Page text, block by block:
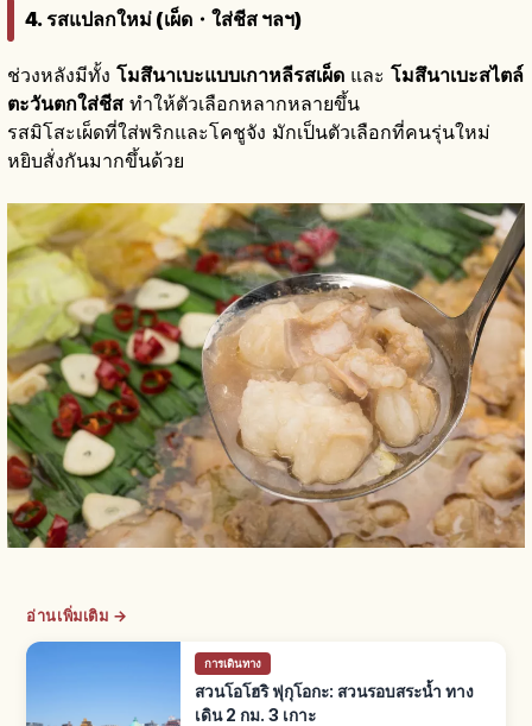
4. รสแปลกใหม่ (เผ็ด・ใส่ชีส ฯลฯ)
ช่วงหลังมีทั้ง โมสึนาเบะแบบเกาหลีรสเผ็ด และ โมสึนาเบะสไตล์
ตะวันตกใส่ชีส ทำให้ตัวเลือกหลากหลายขึ้น
รสมิโสะเผ็ดที่ใส่พริกและโคชูจัง มักเป็นตัวเลือกที่คนรุ่นใหม่
หยิบสั่งกันมากขึ้นด้วย
อ่านเพิ่มเติม →
การเดินทาง
สวนโอโฮริ ฟุกุโอกะ: สวนรอบสระน้ำ ทาง
เดิน 2 กม. 3 เกาะ